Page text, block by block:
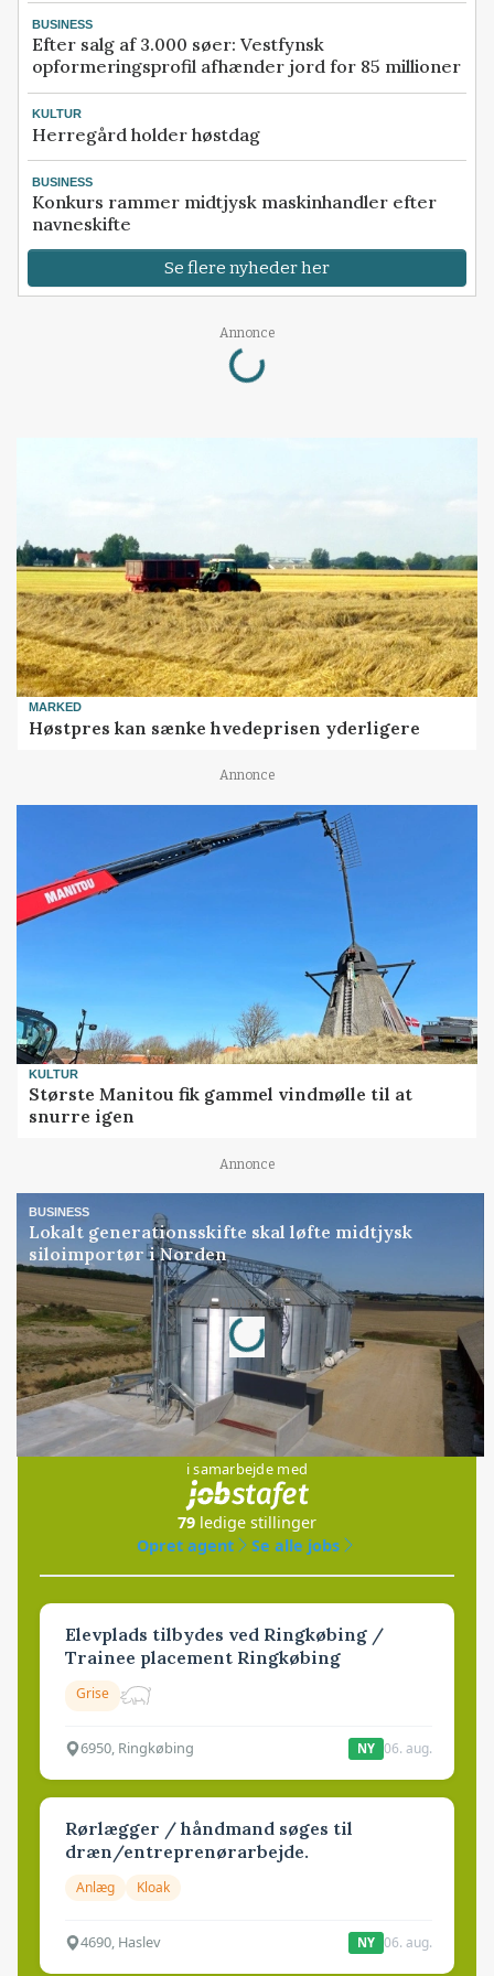
BUSINESS
Efter salg af 3.000 søer: Vestfynsk
opformeringsprofil afhænder jord for 85 millioner
KULTUR
Herregård holder høstdag
BUSINESS
Konkurs rammer midtjysk maskinhandler efter
navneskifte
Se flere nyheder her
Annonce
Loading...
MARKED
Høstpres kan sænke hvedeprisen yderligere
Annonce
KULTUR
Største Manitou fik gammel vindmølle til at
snurre igen
Annonce
BUSINESS
Lokalt generationsskifte skal løfte midtjysk
siloimportør i Norden
Annonce
Loading...
Jobs
i samarbejde med
79 ledige stillinger
Opret agent
Se alle jobs
Elevplads tilbydes ved Ringkøbing /
Trainee placement Ringkøbing
Grise
6950, Ringkøbing NY 06. aug.
Rørlægger / håndmand søges til
dræn/entreprenørarbejde.
Anlæg Kloak
4690, Haslev NY 06. aug.